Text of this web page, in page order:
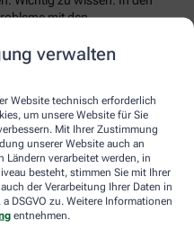
verwalten
Website technisch erforderlich
um unsere Website für Sie
Mit Ihrer Zustimmung
unserer Website auch an
Ländern verarbeitet werden, in
besteht, stimmen Sie mit Ihrer
der Verarbeitung Ihrer Daten in
DSGVO zu. Weitere Informationen
entnehmen.
mit den
Behandlung ist allerdings
sollten Frauen deshalb ernst
Und sich auf keinen Fall